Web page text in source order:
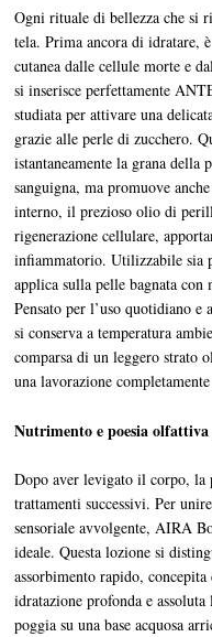
Ogni rituale di bellezza che si
tela. Prima ancora di idratare,
cutanea dalle cellule morte e
si inserisce perfettamente
studiata per attivare una
grazie alle perle di zucchero.
istantaneamente la grana
sanguigna, ma promuove
interno, il prezioso olio di
rigenerazione cellulare,
infiammatorio. Utilizzabile sia
applica sulla pelle bagnata
Pensato per l’uso quotidiano
si conserva a temperatura
comparsa di un leggero strato
una lavorazione
Nutrimento e poesia
Dopo aver levigato il corpo, la
trattamenti successivi. Per
sensoriale avvolgente, AIRA
ideale. Questa lozione si
assorbimento rapido,
idratazione profonda e
poggia su una base acquosa